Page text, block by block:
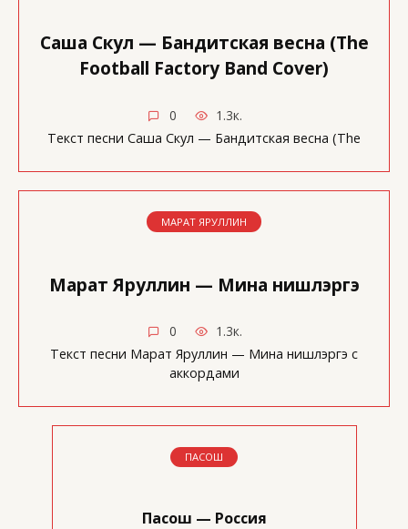
Саша Скул — Бандитская весна (The
Football Factory Band Cover)
0
1.3к.
Текст песни Саша Скул — Бандитская весна (The
МАРАТ ЯРУЛЛИН
Марат Яруллин — Мина нишлэргэ
0
1.3к.
Текст песни Марат Яруллин — Мина нишлэргэ с
аккордами
ПАСОШ
Пасош — Россия